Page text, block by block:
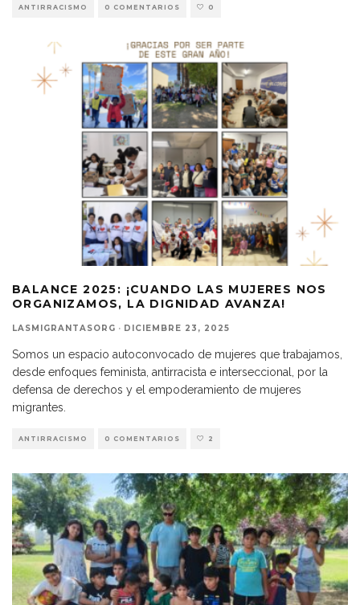
ANTIRRACISMO 0 COMENTARIOS 0
BALANCE 2025: ¡CUANDO LAS MUJERES NOS
ORGANIZAMOS, LA DIGNIDAD AVANZA!
LASMIGRANTASORG · DICIEMBRE 23, 2025
Somos un espacio autoconvocado de mujeres que trabajamos,
desde enfoques feminista, antirracista e interseccional, por la
defensa de derechos y el empoderamiento de mujeres
migrantes.
ANTIRRACISMO 0 COMENTARIOS 2